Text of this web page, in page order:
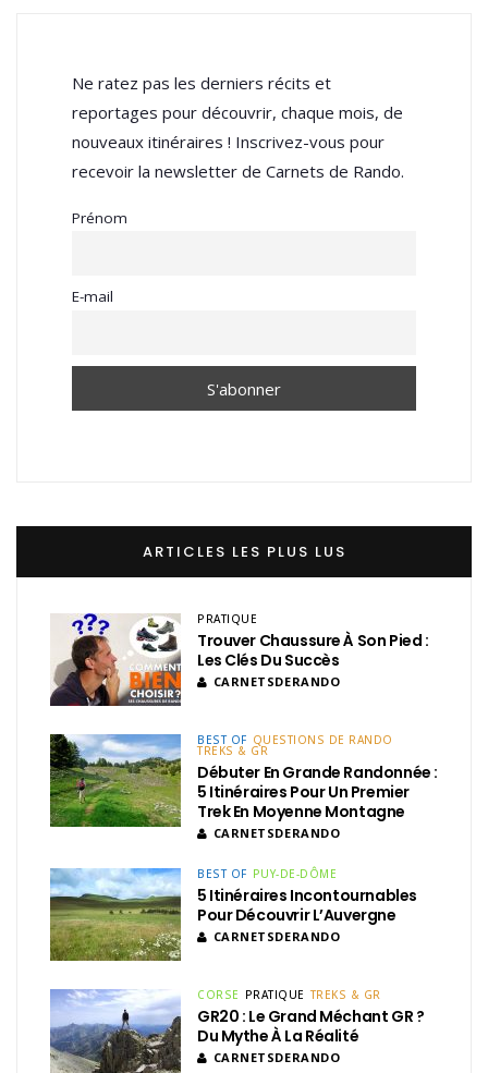
Ne ratez pas les derniers récits et
reportages pour découvrir, chaque mois, de
nouveaux itinéraires ! Inscrivez-vous pour
recevoir la newsletter de Carnets de Rando.
Prénom
E-mail
ARTICLES LES PLUS LUS
PRATIQUE
Trouver Chaussure À Son Pied :
Les Clés Du Succès
CARNETSDERANDO
BEST OF QUESTIONS DE RANDO
TREKS & GR
Débuter En Grande Randonnée :
5 Itinéraires Pour Un Premier
Trek En Moyenne Montagne
CARNETSDERANDO
BEST OF PUY-DE-DÔME
5 Itinéraires Incontournables
Pour Découvrir L’Auvergne
CARNETSDERANDO
CORSE PRATIQUE TREKS & GR
GR20 : Le Grand Méchant GR ?
Du Mythe À La Réalité
CARNETSDERANDO